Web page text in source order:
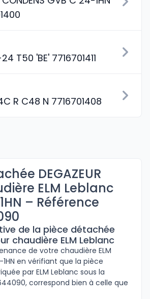
T50 'BE' 7716701411
R C48 N 7716701408
DEGAZEUR
ELM Leblanc
– Référence
de la pièce détachée
chaudière ELM Leblanc
de votre chaudière ELM
1HN en vérifiant que la pièce
par ELM Leblanc sous la
correspond bien à celle que